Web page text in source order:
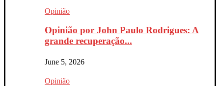
Opinião
Opinião por John Paulo Rodrigues: A
grande recuperação...
June 5, 2026
Opinião